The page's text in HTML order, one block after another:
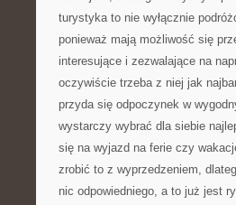
turystyka to nie wyłącznie
ponieważ mają możliwość się
interesujące i zezwalające na
oczywiście trzeba z niej jak
przyda się odpoczynek w
wystarczy wybrać dla siebie
się na wyjazd na ferie czy
zrobić to z wyprzedzeniem,
nic odpowiedniego, a to już jest